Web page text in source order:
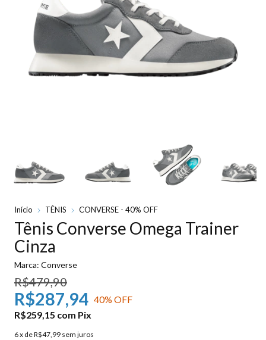
Início TÊNIS CONVERSE - 40% OFF
Tênis Converse Omega Trainer
Cinza
Marca: Converse
R$479,90
R$287,94 40% OFF
R$259,15 com Pix
6x deR$47,99 sem juros